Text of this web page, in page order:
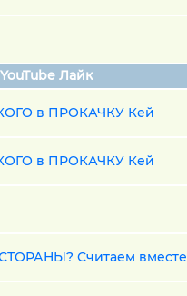
Лайк
в ПРОКАЧКУ Кей
в ПРОКАЧКУ Кей
Считаем вместе